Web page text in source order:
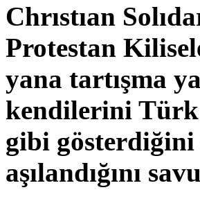
Chrıstıan
Protestan
yana tartışma
kendilerini Türk
gibi gösterdiğini
aşılandığını